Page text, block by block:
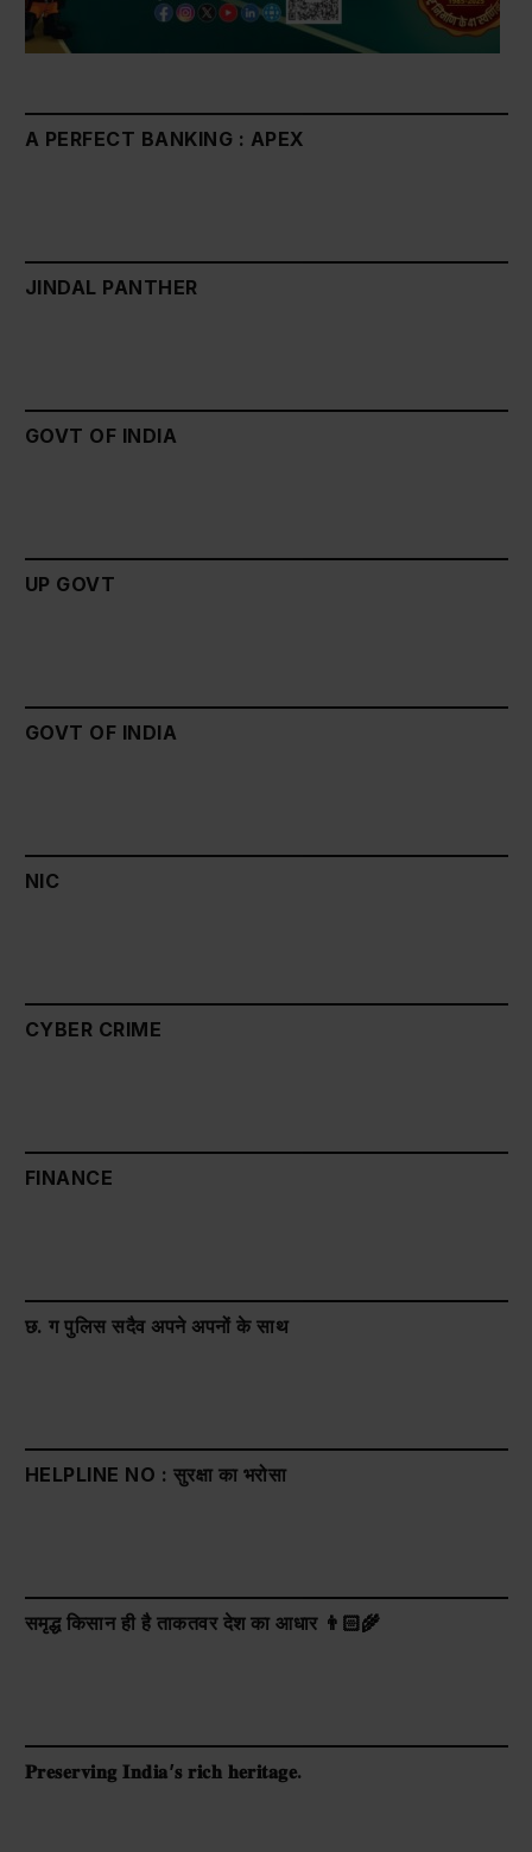
A PERFECT BANKING : APEX
JINDAL PANTHER
GOVT OF INDIA
UP GOVT
GOVT OF INDIA
NIC
CYBER CRIME
FINANCE
छ. ग पुलिस सदैव अपने अपनों के साथ
HELPLINE NO : सुरक्षा का भरोसा
समृद्ध किसान ही है ताकतवर देश का आधार 👨🏻‍🌾
𝐏𝐫𝐞𝐬𝐞𝐫𝐯𝐢𝐧𝐠 𝐈𝐧𝐝𝐢𝐚’𝐬 𝐫𝐢𝐜𝐡 𝐡𝐞𝐫𝐢𝐭𝐚𝐠𝐞.